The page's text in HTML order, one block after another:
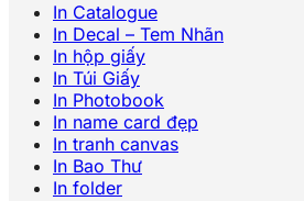
In Catalogue
In Decal – Tem Nhãn
In hộp giấy
In Túi Giấy
In Photobook
In name card đẹp
In tranh canvas
In Bao Thư
In folder